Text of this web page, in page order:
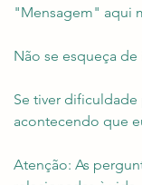
"Mensagem" aqui
Não se esqueça
Se tiver
acontecendo que
Atenção: As